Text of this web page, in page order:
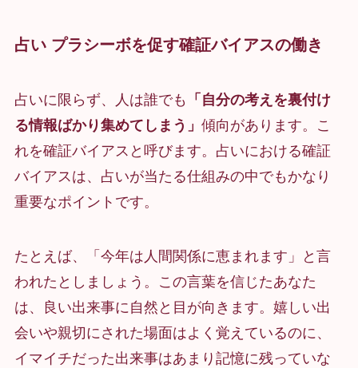
占い プラシーボを促す確証バイアスの働き
占いに限らず、人は誰でも
「自分の考えを裏付け
る情報ばかり集めてしまう」 傾向があります。こ
れを確証バイアスと呼びます。占いにおける確証
バイアスは、占いが当たる仕組みの中でもかなり
重要なポイントです。
たとえば、「今年は人間関係に恵まれます」と言
われたとしましょう。この言葉を信じたあなた
は、良い出来事に自然と目が向きます。嬉しい出
会いや親切にされた場面はよく覚えているのに、
イマイチだった出来事はあまり記憶に残っていな